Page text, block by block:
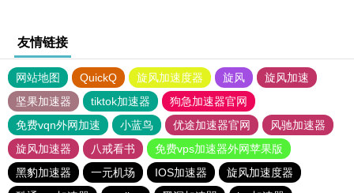
友情链接
网站地图 QuickQ 旋风加速度器 旋风
旋风加速
坚果加速器
tiktok加速器
狗急加速器官网
免费vqn外网加速
小蓝鸟 优途加速器官网
风驰加速器
旋风加速器
八戒看书
免费vps加速器外网苹果版
黑豹加速器
一元机场 IOS加速器
旋风加速度器